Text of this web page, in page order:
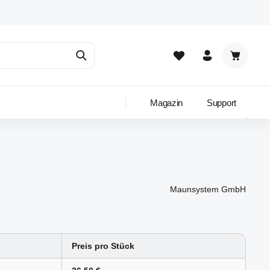
Magazin Support
Maunsystem GmbH
Preis pro Stück